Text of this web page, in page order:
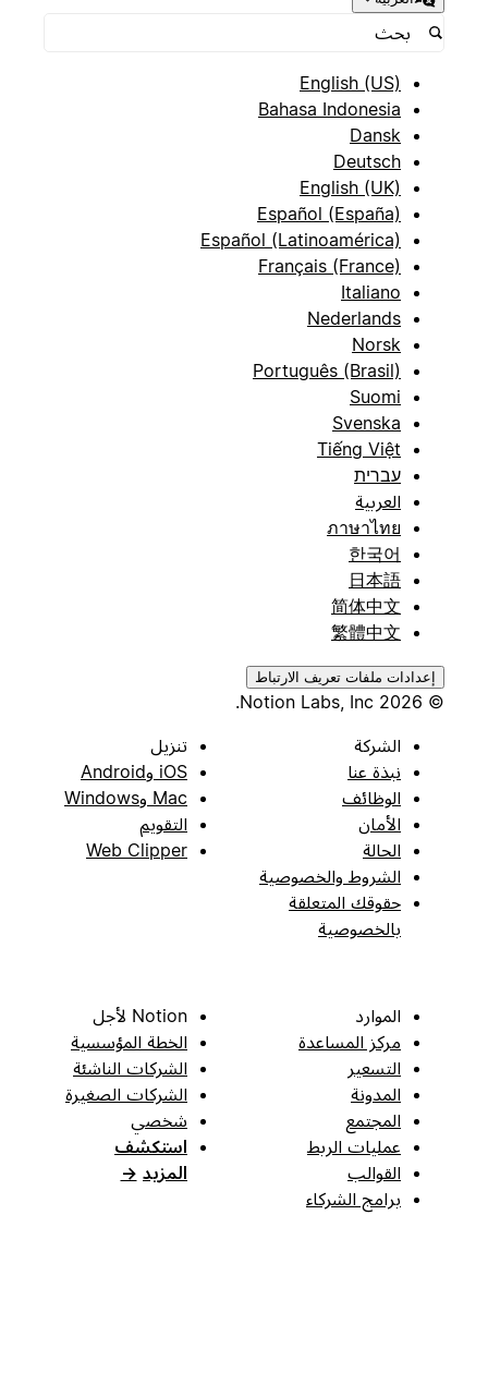
English (US)
Bahasa Indonesia
Dansk
Deutsch
English (UK)
Español (España)
Español (Latinoamérica)
Français (France)
Italiano
Nederlands
Norsk
Português (Brasil)
Suomi
Svenska
Tiếng Việt
עברית
العربية
ภาษาไทย
한국어
日本語
简体中文
繁體中文
إعدادات ملفات تعريف الارتباط
الشركة
نبذة عنا
الوظائف
الأمان
الحالة
الشروط والخصوصية
حقوقك المتعلقة
بالخصوصية
تنزيل
iOS وAndroid
Mac وWindows
التقويم
Web Clipper
الموارد
مركز المساعدة
التسعير
المدونة
المجتمع
عمليات الربط
القوالب
برامج الشركاء
Notion لأجل
الخطة المؤسسية
الشركات الناشئة
الشركات الصغيرة
شخصي
استكشف
المزيد →